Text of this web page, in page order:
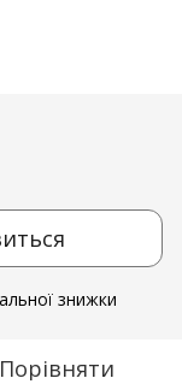
знижки
Порівняти